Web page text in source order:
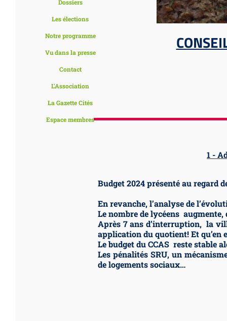
Dossiers
Les élections
Notre programme
Vu dans la presse
Contact
L'Association
La Gazette Cités
Espace membres
1 -
Budget 2024 présenté au regard
En revanche, l’analyse de
Le nombre de lycéens
Après 7 ans d’interruption, la
application du quotient! Et qu’en
Le budget du CCAS reste stable
Les pénalités SRU, un
de logements sociaux…